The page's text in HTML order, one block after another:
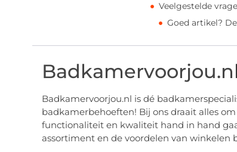
Veelgestelde
Goed artikel?
Badkamervoorjou.nl
Badkamervoorjou.nl is dé
badkamerbehoeften! Bij ons draait alles
functionaliteit en kwaliteit hand in hand
assortiment en de voordelen van winkelen